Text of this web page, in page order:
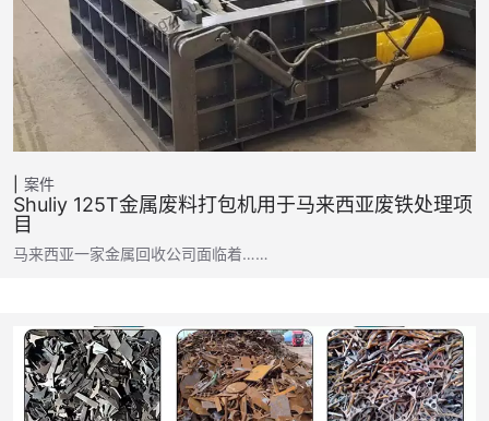
案件
Shuliy 125T金属废料打包机用于马来西亚废铁处理项
目
马来西亚一家金属回收公司面临着……